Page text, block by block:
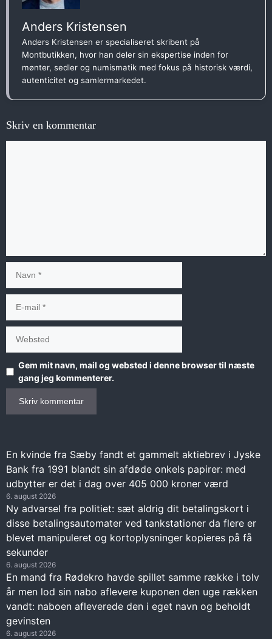
Anders Kristensen
Anders Kristensen er specialiseret skribent på
Montbutikken, hvor han deler sin ekspertise inden for
mønter, sedler og numismatik med fokus på historisk værdi,
autenticitet og samlermarkedet.
Skriv en kommentar
mail
Gem mit navn, mail og websted i denne browser til næste
gang jeg kommenterer.
En kvinde fra Sæby fandt et gammelt aktiebrev i Jyske
Bank fra 1991 blandt sin afdøde onkels papirer: med
udbytter er det i dag over 405 000 kroner værd
6. august 2026
Ny advarsel fra politiet: sæt aldrig dit betalingskort i
disse betalingsautomater ved tankstationer da flere er
blevet manipuleret og kortoplysninger kopieres på få
sekunder
6. august 2026
En mand fra Rødekro havde spillet samme række i tolv
år men lod sin nabo aflevere kuponen den uge rækken
vandt: naboen afleverede den i eget navn og beholdt
gevinsten
6. august 2026